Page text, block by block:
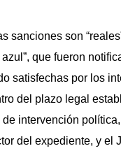
sanciones son
que fueron
satisfechas por los
del plazo legal
intervención
del expediente, y el